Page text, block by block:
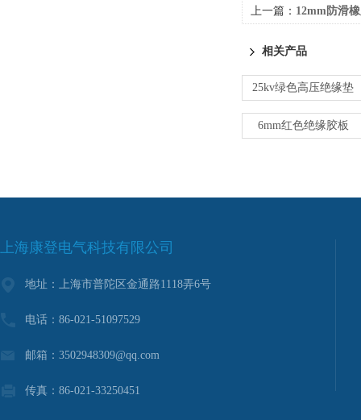
上一篇： 12mm防滑
相关产品
25kv绿色高压绝缘垫
6mm红色绝缘胶板
上海康登电气科技有限公司
地址：上海市普陀区金通路1118弄6号
电话：86-021-51097529
邮箱：3502948309@qq.com
传真：86-021-33250451